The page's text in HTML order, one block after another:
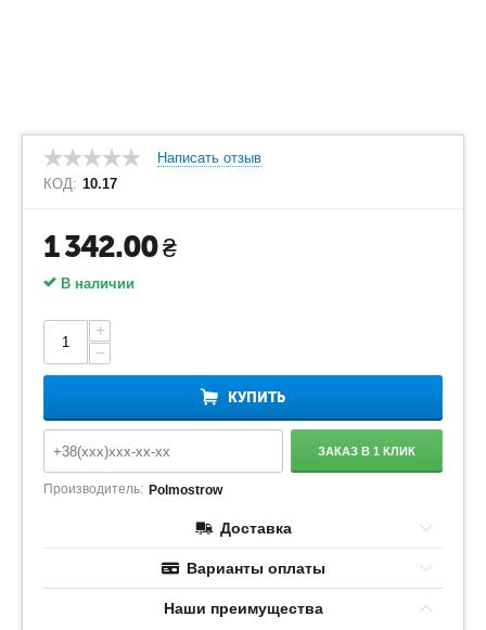
Написать отзыв
КОД: 10.17
1 342.00₴
В наличии
+
−
КУПИТЬ
ЗАКАЗ В 1 КЛИК
Производитель: Polmostrow
Доставка
Варианты оплаты
Наши преимущества